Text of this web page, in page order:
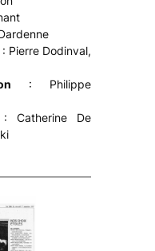
: Pierre Dodinval,
: Philippe
: Catherine De